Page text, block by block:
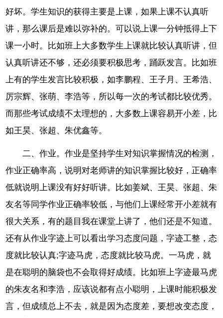
好坏。学生知识的获得主要是上课，如果上课不认真听
讲，那么课后是难以弥补的。可以说上课一分钟抵得上下
课一小时。比如班上大多数学生上课就比较认真听讲，但
认真听讲还不够，还必须要积极思考，踊跃发言。比如班
上有的学生发言比较积极，如李鹏程、王子月、王希浩、
厉宗辉、张萌、李浩等，所以每一次的考试都比较优秀。
而那些考试成绩不太理想的，大多数上课容易开小差，比
如王昊、张超、朱优鑫等。
二、作业。作业是坚持学生对知识掌握情况的检测，
作业正确率高，说明对老师讲的知识掌握比较好，正确率
低就说明上课没有好好听讲。比如姜斌、王昊、张超、朱
友名等同学作业正确率较低，与他们上课经常开小差就有
很大关系，有的题目我在课堂上讲了，他们还是不知道。
还有从作业字迹上可以看出学习态度问题，字迹工整，态
度就比较认真;字迹马虎，态度就比较马虎。一马虎，就
是在聪明的脑袋也不会取得好成绩。比如班上字迹最马虎
的朱友名和李浩，应该说都有点小聪明，上课时能积极发
言，但成绩总上不去，就是因为态度差，要想改变态度，